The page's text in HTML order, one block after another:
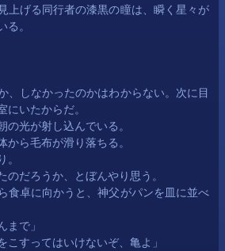
上げる同行者の漆黒の瞳は、瞬く星々が
る。
、しなかったのかはわからない。次に目
にいたからだ。
光が射し込んでいる。
ら毛布が滑り落ちる。
だろうか、とぼんやり思う。
食卓に向かうと、神父がパンを皿に並べ
まで」
こすってはいけないぞ、亀よ」